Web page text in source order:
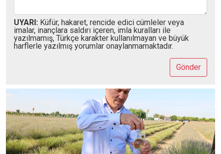
UYARI: Küfür, hakaret, rencide edici cümleler veya
imalar, inançlara saldırı içeren, imla kuralları ile
yazılmamış, Türkçe karakter kullanılmayan ve büyük
harflerle yazılmış yorumlar onaylanmamaktadır.
Gönder